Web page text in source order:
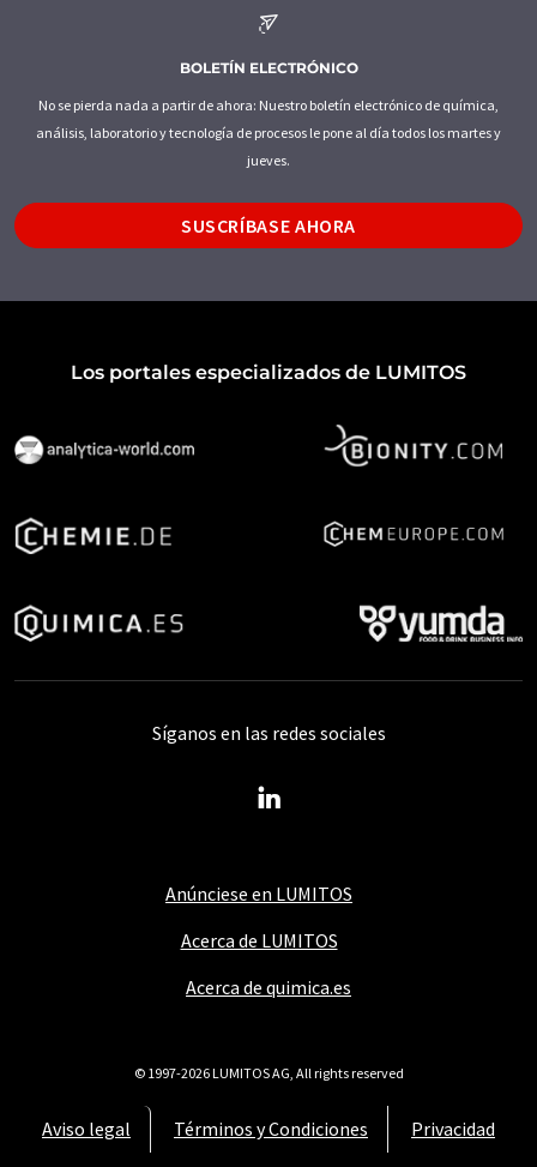
BOLETÍN ELECTRÓNICO
No se pierda nada a partir de ahora: Nuestro boletín electrónico de química,
análisis, laboratorio y tecnología de procesos le pone al día todos los martes y
jueves.
SUSCRÍBASE AHORA
Los portales especializados de LUMITOS
Anúnciese en LUMITOS
Acerca de LUMITOS
Acerca de quimica.es
Aviso legal Términos y Condiciones Privacidad
Síganos en las redes sociales
© 1997-2026 LUMITOS AG, All rights reserved